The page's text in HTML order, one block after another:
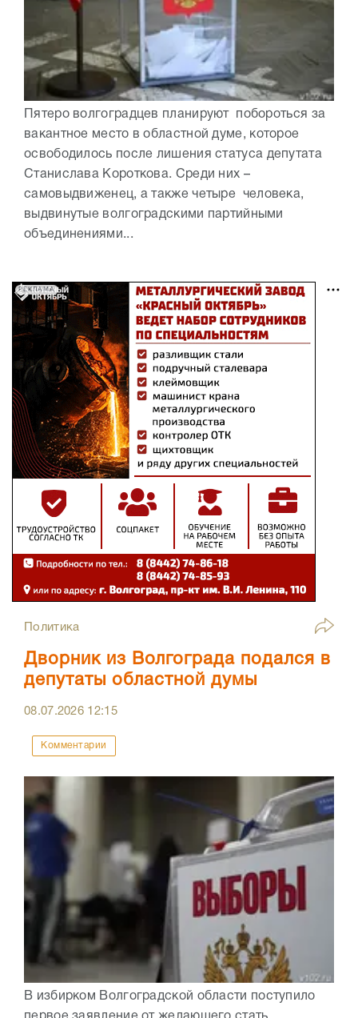
Пятеро волгоградцев планируют побороться за
вакантное место в областной думе, которое
освободилось после лишения статуса депутата
Станислава Короткова. Среди них –
самовыдвиженец, а также четыре человека,
выдвинутые волгоградскими партийными
объединениями...
РЕКЛАМА
Политика
Дворник из Волгограда подался в
депутаты областной думы
08.07.2026 12:15
Комментарии
В избирком Волгоградской области поступило